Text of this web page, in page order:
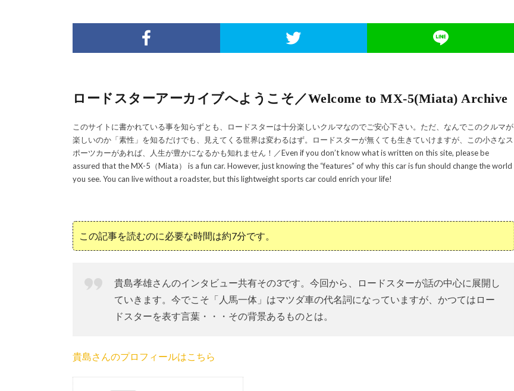
ロードスターアーカイブへようこそ／Welcome to MX-5(Miata) Archive
このサイトに書かれている事を知らずとも、ロードスターは十分楽しいクルマなのでご安心下さい。ただ、なんでこのクルマが
楽しいのか「素性」を知るだけでも、見えてくる世界は変わるはず。ロードスターが無くても生きていけますが、この小さなス
ポーツカーがあれば、人生が豊かになるかも知れません！／Even if you don’t know what is written on this site, please be
assured that the MX-5（Miata） is a fun car. However, just knowing the “features” of why this car is fun should change the world
you see. You can live without a roadster, but this lightweight sports car could enrich your life!
この記事を読むのに必要な時間は約7分です。
貴島孝雄さんのインタビュー共有その3です。今回から、ロードスターが話の中心に展開し
ていきます。今でこそ「人馬一体」はマツダ車の代名詞になっていますが、かつてはロー
ドスターを表す言葉・・・その背景あるものとは。
貴島さんのプロフィールはこちら